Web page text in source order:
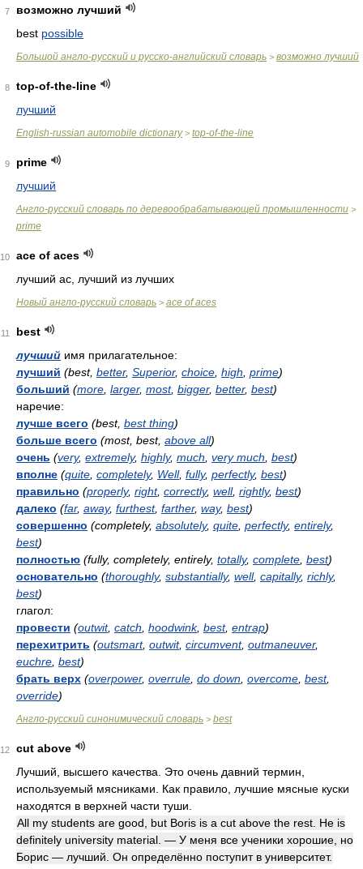
7
возможно лучший
best possible
Большой англо-русский и русско-английский словарь > возможно лучший
8
top-of-the-line
лучший
English-russian automobile dictionary> top-of-the-line
9
prime
лучший
Англо-русский словарь по деревообрабатывающей промышленности >
prime
10
ace of aces
лучший ас, лучший из лучших
Новый англо-русский словарь > ace of aces
11
best
лучший имя прилагательное:
лучший (best, better, Superior, choice high prime)
больший (more larger, most, bigger, better, best)
наречие:
лучше всего (best, best thing)
больше всего (most, best, above all)
очень (very, extremely, highly, much very much best)
вполне (quite completely, Well, fully, perfectly, best)
правильно (properly, right, correctly, well, rightly, best)
далеко (far, away, furthest, farther, way, best)
совершенно (completely, absolutely, quite perfectly, entirely,
best)
полностью (fully, completely, entirely, totally, complete best)
основательно (thoroughly, substantially, well, capitally, richly,
best)
глагол:
провести (outwit, catch hoodwink, best, entrap)
перехитрить (outsmart, outwit, circumvent, outmaneuver,
euchre best)
брать верх (overpower, overrule do down overcome best,
override)
Англо-русский синонимический словарь > best
12
cut above
Лучший, высшего качества. Это очень давний термин,
используемый мясниками. Как правило, лучшие мясные куски
находятся в верхней части туши.
All my students are good, but Boris is a cut above the rest. He is
definitely university material. — У меня все ученики хорошие, но
Борис — лучший. Он определённо поступит в университет.